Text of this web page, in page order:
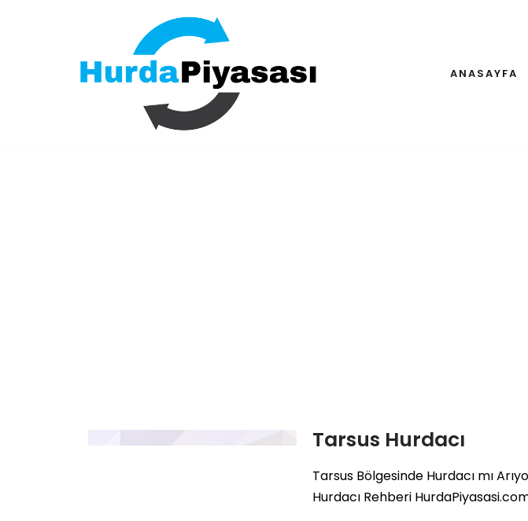
ANASAYFA
Tarsus Hurdacı
Tarsus Bölgesinde Hurdacı mı
Hurdacı Rehberi